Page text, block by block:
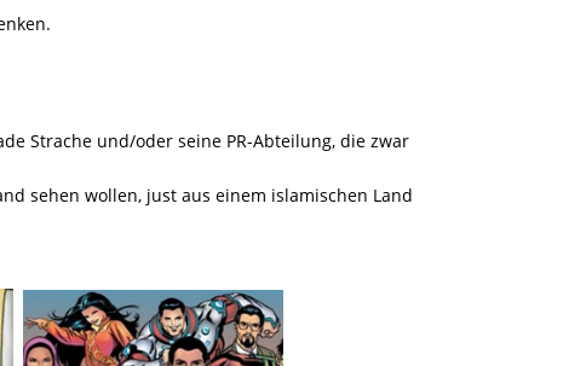
Strache und/oder seine PR-Abteilung, die zwar
sehen wollen, just aus einem islamischen Land